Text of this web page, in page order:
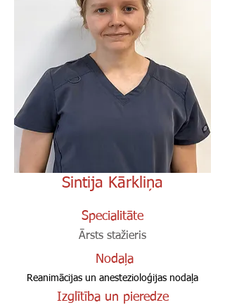
Sintija Kārkliņa
Specialitāte
Ārsts stažieris
Nodaļa
Reanimācijas un anestezioloģijas nodaļa
Izglītība un pieredze